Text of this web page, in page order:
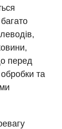
перед
та